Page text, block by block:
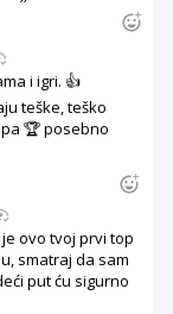
i igri. 👍
teške, teško
🏆 posebno
ovo tvoj prvi top
smatraj da sam
put ću sigurno